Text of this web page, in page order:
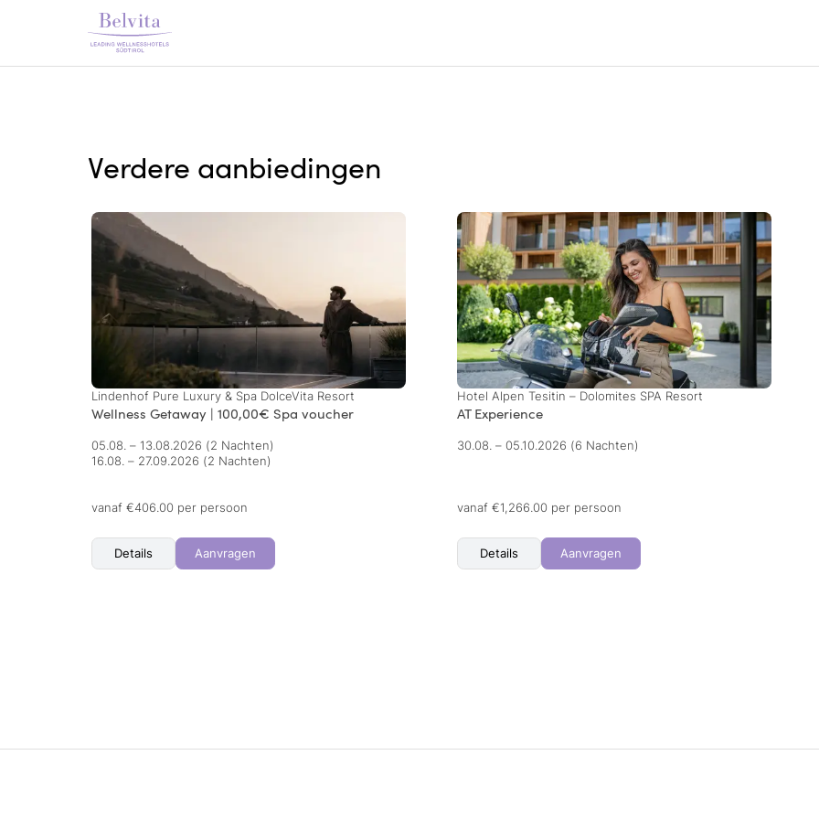
Verdere aanbiedingen
Lindenhof Pure Luxury & Spa DolceVita Resort
Wellness Getaway | 100,00€ Spa voucher
05.08. – 13.08.2026 (2 Nachten)
16.08. – 27.09.2026 (2 Nachten)
vanaf €406.00 per persoon
Details Aanvragen
Hotel Alpen Tesitin – Dolomites SPA Resort
AT Experience
30.08. – 05.10.2026 (6 Nachten)
vanaf €1,266.00 per persoon
Details Aanvragen